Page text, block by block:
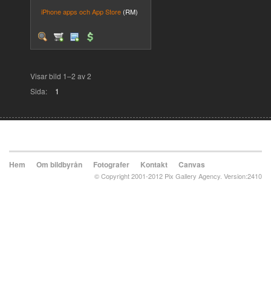
iPhone apps och App Store (RM)
Visar bild 1–2 av 2
Sida:
1
Hem Om bildbyrån Fotografer Kontakt Canvas
© Copyright 2001-2012 Pix Gallery Agency. Version:2410